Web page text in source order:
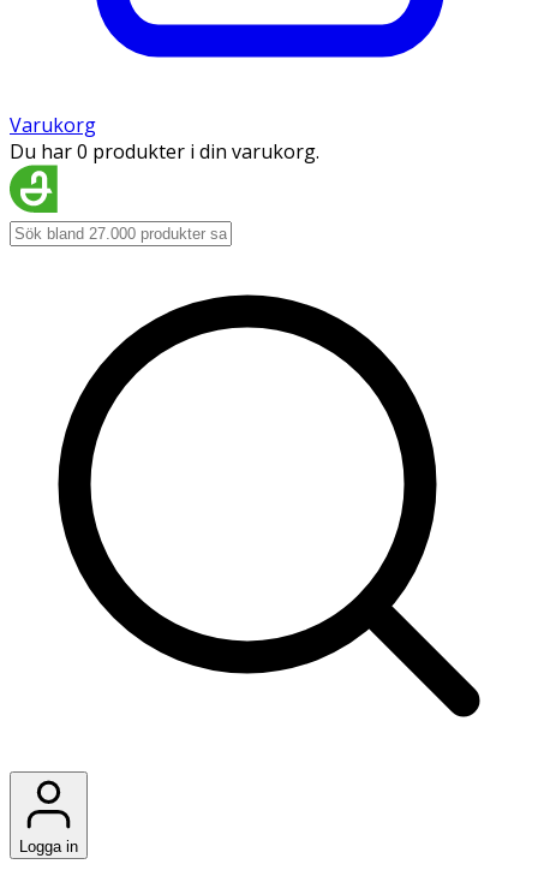
Varukorg
Du har 0 produkter i din varukorg.
Logga in